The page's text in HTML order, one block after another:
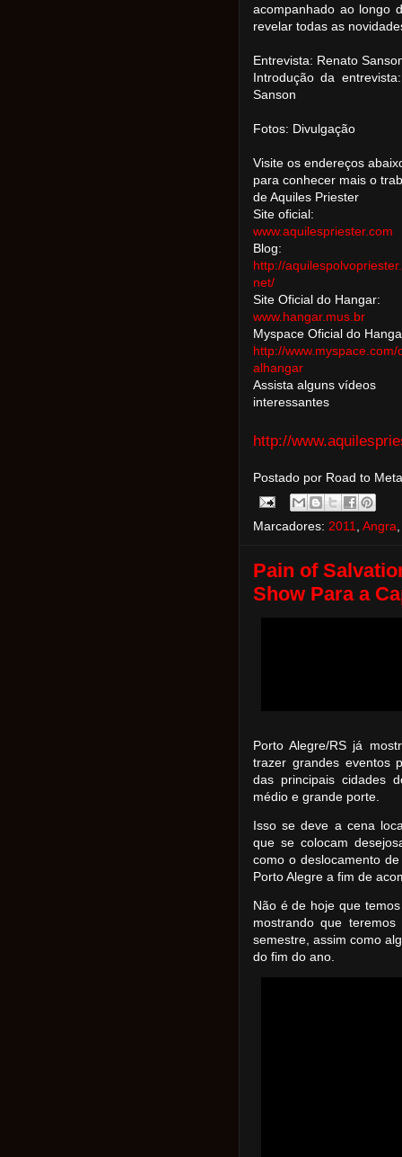
acompanhado ao longo
revelar todas as
Entrevista: Renato
Introdução da
Sanson
Fotos: Divulgação
Visite os endereços
para conhecer mais o
de Aquiles Priester
Site oficial:
www.aquilespriester.com
Blog:
http://
net/
Site Oficial do Hangar:
www.hangar.mus.br
Myspace Oficial do
http://www.myspace.com/
alhangar
Assista alguns vídeos
interessantes
http://
Postado por Road to
Marcadores: 2011 Angra
Pain of
Show Para a
Porto Alegre/RS já
trazer grandes eventos
das principais cidades
médio e grande porte.
Isso se deve a cena
que se colocam
como o deslocamento
Porto Alegre a fim de
Não é de hoje que
mostrando que
semestre, assim como
do fim do ano.